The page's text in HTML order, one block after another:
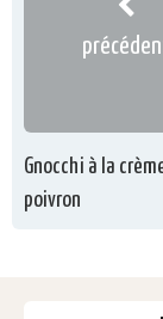
Gnocchi à la
poivron